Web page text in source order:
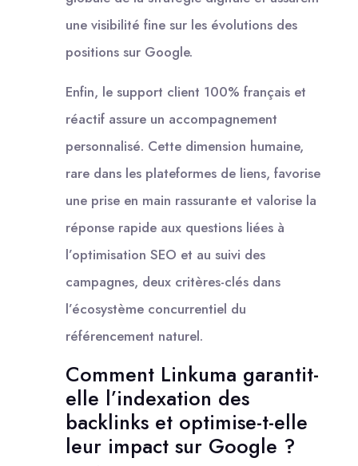
une visibilité fine sur les évolutions des
positions sur Google.
Enfin, le support client 100% français et
réactif assure un accompagnement
personnalisé. Cette dimension humaine,
rare dans les plateformes de liens, favorise
une prise en main rassurante et valorise la
réponse rapide aux questions liées à
l’optimisation SEO et au suivi des
campagnes, deux critères-clés dans
l’écosystème concurrentiel du
référencement naturel.
Comment Linkuma garantit-
elle l’indexation des
backlinks et optimise-t-elle
leur impact sur Google ?